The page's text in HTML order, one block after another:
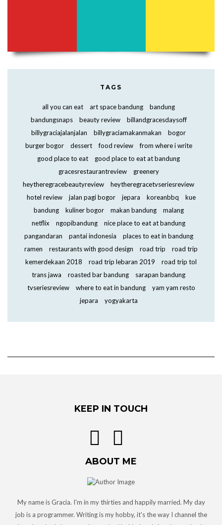
TAGS
all you can eat art space bandung
bandung
bandungsnaps
beauty review
billandgracesdaysoff
billygraciajalanjalan
billygraciamakanmakan
bogor
burger bogor
dessert food review
from where i write
good place to eat
good place to eat at bandung
gracesrestaurantreview
greenery
heytheregracebeautyreview
heytheregracetvseriesreview
hotel review
jalan pagi bogor jepara koreanbbq
kue
bandung
kuliner bogor makan bandung
malang
netflix
ngopibandung
nice place to eat at bandung
pangandaran
pantai indonesia
places to eat in bandung
ramen
restaurants with good design road trip
road trip
kemerdekaan 2018
road trip lebaran 2019
road trip tol
trans jawa
roasted bar bandung
sarapan bandung
tvseriesreview
where to eat in bandung
yam yam resto
jepara
yogyakarta
KEEP IN TOUCH
ABOUT ME
My name is Gracia. I'm in my thirties and happily married. My day
job is a programmer. Writing is my hobby, it's the way I channel the